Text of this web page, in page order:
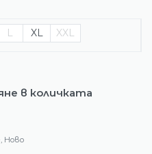
L XL XXL
в количката
Ново